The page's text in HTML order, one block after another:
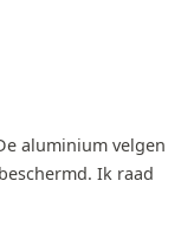
aluminium velgen
Ik raad